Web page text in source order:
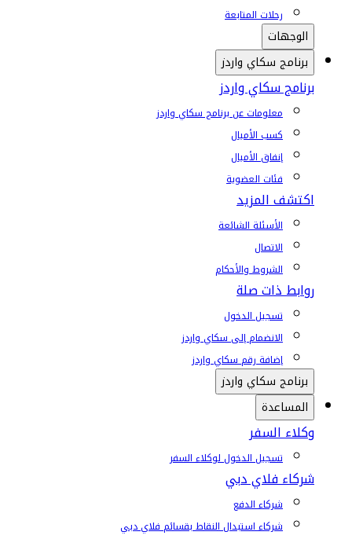
رحلات المتابعة
الوجهات
برنامج سكاي واردز
برنامج سكاي واردز
معلومات عن برنامج سكاي واردز
كسب الأميال
إنفاق الأميال
فئات العضوية
اكتشف المزيد
الأسئلة الشائعة
الاتصال
الشروط والأحكام
روابط ذات صلة
تسجيل الدخول
الانضمام إلى سكاي واردز
إضافة رقم سكاي واردز
برنامج سكاي واردز
المساعدة
وكلاء السفر
تسجيل الدخول لوكلاء السفر
شركاء فلاي دبي
شركاء الدفع
شركاء استبدال النقاط بقسائم فلاي دبي